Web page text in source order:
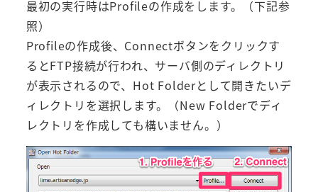
最初の実行時はProfileの作成をします。（下記参
照）
Profileの作成後、Connectボタンをクリックす
るとFTP接続が行われ、サーバ側のディレクトリ
が表示されるので、Hot Folderとして開きたいデ
ィレクトリを選択します。（New Folderでディ
レクトリを作成しても構いません。）